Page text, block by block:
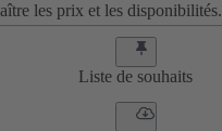
les prix et les disponibilités.
Liste de souhaits